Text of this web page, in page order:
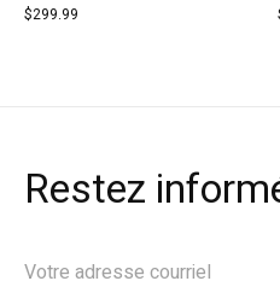
$299.99
Restez